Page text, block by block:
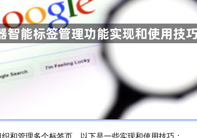
和管理多个标签页。以下是一些实现和使用技巧：